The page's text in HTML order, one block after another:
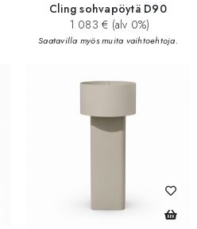
Cling sohvapöytä D90
1 083 € (alv 0%)
Saatavilla myös muita vaihtoehtoja.